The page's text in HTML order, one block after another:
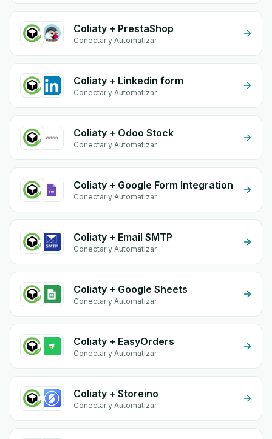
Coliaty + PrestaShop
Conectar y Automatizar
Coliaty + Linkedin form
Conectar y Automatizar
Coliaty + Odoo Stock
Conectar y Automatizar
Coliaty + Google Form Integration
Conectar y Automatizar
Coliaty + Email SMTP
Conectar y Automatizar
Coliaty + Google Sheets
Conectar y Automatizar
Coliaty + EasyOrders
Conectar y Automatizar
Coliaty + Storeino
Conectar y Automatizar